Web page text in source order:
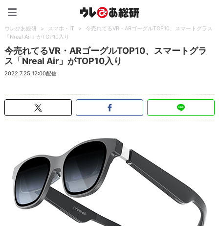
ウレぴあ総研 > スマホ・IT >
今売れてるVR・ARゴーグルTOP10、スマートグラス
「Nreal Air」がTOP10入り
今売れてるVR・ARゴーグルTOP10、スマートグラ
ス「Nreal Air」がTOP10入り
2022.7.25 12:00配信